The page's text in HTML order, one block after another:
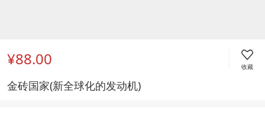
¥88.00 收藏
金砖国家(新全球化的发动机)